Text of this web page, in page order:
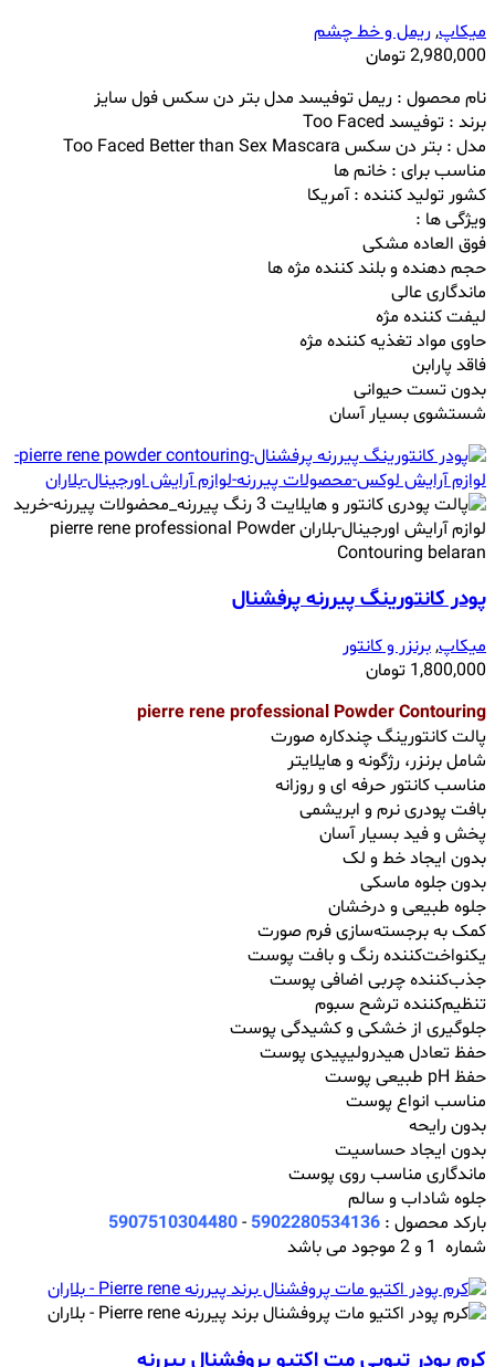
میکاپ,ریمل و خط چشم
2,980,000تومان
نام محصول : ریمل توفیسد مدل بتر دن سکس فول سایز
برند : توفیسد Too Faced
مدل : بتر دن سکس Too Faced Better than Sex Mascara
مناسب برای : خانم ها
کشور تولید کننده : آمریکا
ویژگی ها :
فوق العاده مشکی
حجم دهنده و بلند کننده مژه ها
ماندگاری عالی
لیفت کننده مژه
حاوی مواد تغذیه کننده مژه
فاقد پارابن
بدون تست حیوانی
شستشوی بسیار آسان
پودر کانتورینگ‌ پیررنه پرفشنال
میکاپ,برنزر و کانتور
1,800,000 تومان
pierre rene professional Powder Contouring
پالت کانتورینگ چندکاره صورت
شامل برنزر، رژگونه و هایلایتر
مناسب کانتور حرفه ای و روزانه
بافت پودری نرم و ابریشمی
پخش و فید بسیار آسان
بدون ایجاد خط و لک
بدون جلوه ماسکی
جلوه طبیعی و درخشان
کمک به برجسته‌سازی فرم صورت
یکنواخت‌کننده رنگ و بافت پوست
جذب‌کننده چربی اضافی پوست
تنظیم‌کننده ترشح سبوم
جلوگیری از خشکی و کشیدگی پوست
حفظ تعادل هیدرولیپیدی پوست
حفظ pH طبیعی پوست
مناسب انواع پوست
بدون رایحه
بدون ایجاد حساسیت
ماندگاری مناسب روی پوست
جلوه شاداب و سالم
بارکد محصول : 5902280534136
-
5907510304480
شماره 1 و 2 موجود می باشد
کرم پودر تیوپی مت اکتیو پروفشنال پیررنه